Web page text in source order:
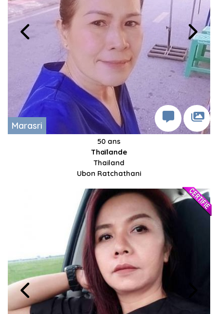
Marasri
50 ans
Thaïlande
Thailand
Ubon Ratchathani